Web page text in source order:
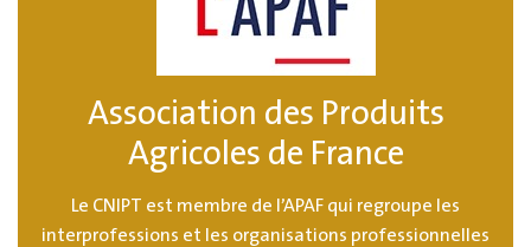
Association des Produits
Agricoles de France
Le CNIPT est membre de l’APAF qui regroupe les
interprofessions et les organisations professionnelles